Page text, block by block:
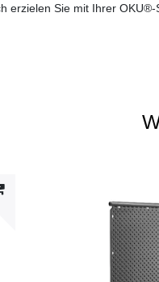
erzielen Sie mit Ihrer